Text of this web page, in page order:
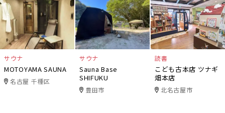
サウナ
MOTOYAMA SAUNA
名古屋 千種区
サウナ
Sauna Base
SHIFUKU
豊田市
読書
こども古本店 ツナギ
畑本店
北名古屋市